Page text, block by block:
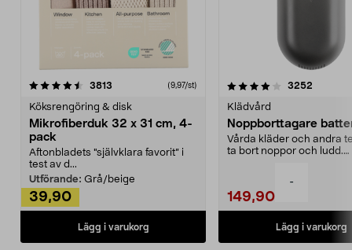
-
3813 (9,97/st)
Köksrengöring & disk
Mikrofiberduk 32 x 31 cm, 4-
pack
Aftonbladets "självklara favorit” i
test av d...
Utförande: Grå/beige
39,90
Lägg i varukorg
4.0av 5 stjärnor 3252
Klädvård
Noppborttagare
Vårda kläder och andra
ta bort noppor och ludd.
149,90
Lägg i varukorg
4.5av 5 stjärnor